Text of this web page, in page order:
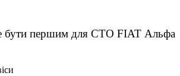
бути першим для СТО FIAT Альфа